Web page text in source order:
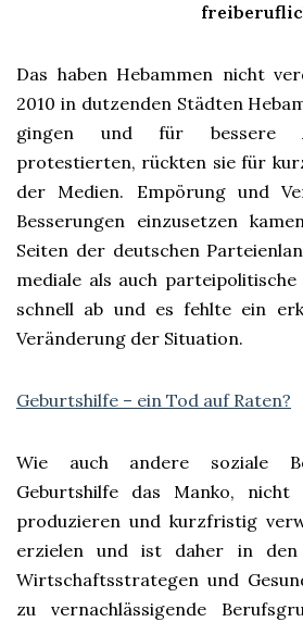
Das haben Hebammen nicht
2010 in dutzenden Städten
gingen und für bessere
protestierten, rückten sie für
der Medien. Empörung und
Besserungen einzusetzen
Seiten der deutschen
mediale als auch
schnell ab und es fehlte ein
Veränderung der Situation.
Geburtshilfe – ein Tod auf Raten?
Wie auch andere soziale
Geburtshilfe das Manko,
produzieren und kurzfristig
erzielen und ist daher in den
Wirtschaftsstrategen und
zu vernachlässigende